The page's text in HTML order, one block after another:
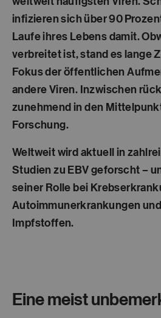
infizieren sich über90
Laufe ihres Lebens damit.
verbreitet ist, stand es lange
Fokus der öffentlichen
andere Viren. Inzwischen
zunehmend in den
Forschung.
Weltweit wird aktuell in
Studien zu EBV geforscht –
seiner Rolle bei
Autoimmunerkrankungen
Impfstoffen.
Eine meist